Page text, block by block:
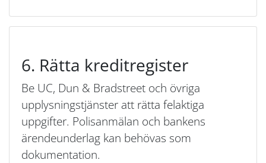
6. Rätta kreditregister
Be UC, Dun & Bradstreet och övriga
upplysningstjänster att rätta felaktiga
uppgifter. Polisanmälan och bankens
ärendeunderlag kan behövas som
dokumentation.